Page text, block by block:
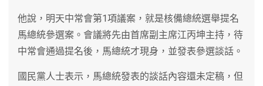
他說，明天中常會第1項議案，就是核備總統選舉提名
馬總統參選案。會議將先由首席副主席江丙坤主持，待
中常會通過提名後，馬總統才現身，並發表參選談話。
國民黨人士表示，馬總統發表的談話內容還未定稿，但